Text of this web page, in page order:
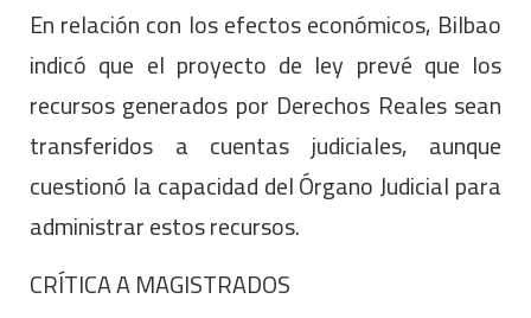
En relación con los efectos económicos, Bilbao
indicó que el proyecto de ley prevé que los
recursos generados por Derechos Reales sean
transferidos a cuentas judiciales, aunque
cuestionó la capacidad del Órgano Judicial para
administrar estos recursos.
CRÍTICA A MAGISTRADOS